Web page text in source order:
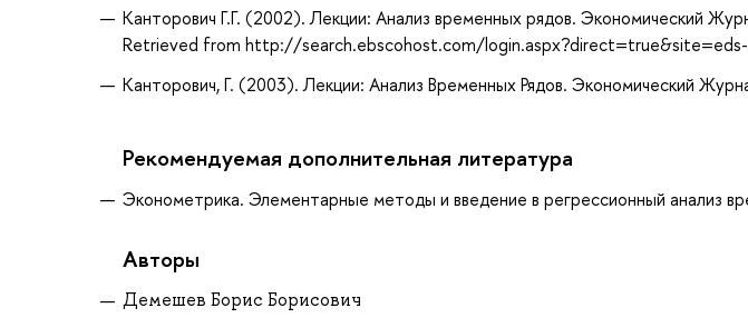
Канторович Г.Г. (2002). Лекции: Анализ временных рядов. Экономический
Retrieved from http://search.ebscohost.com/
Канторович, Г. (2003). Лекции: Анализ Временных Рядов. Экономический
Рекомендуемая дополнительная литература
Эконометрика. Элементарные методы и введение в регрессионный анализ
Авторы
Демешев Борис Борисович